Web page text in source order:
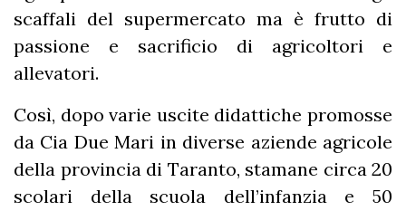
scaffali del supermercato ma è frutto di
passione e sacrificio di agricoltori e
allevatori.
Così, dopo varie uscite didattiche promosse
da Cia Due Mari in diverse aziende agricole
della provincia di Taranto, stamane circa 20
scolari della scuola dell’infanzia e 50